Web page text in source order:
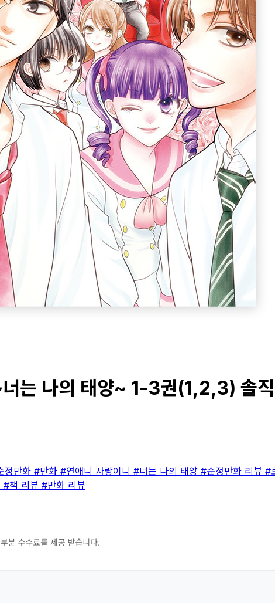
는 나의 태양~ 1-3권(1,2,3) 솔
정만화 #만화 #연애니 사랑이니 #너는 나의 태양 #순정만화 리뷰 #
#책 리뷰 #만화 리뷰